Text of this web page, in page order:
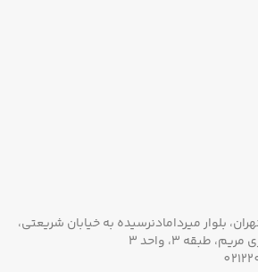
میردامادنرسیده به خیابان شریعتی،